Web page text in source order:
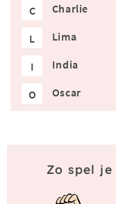
C Charlie
L Lima
I India
O Oscar
Zo spel